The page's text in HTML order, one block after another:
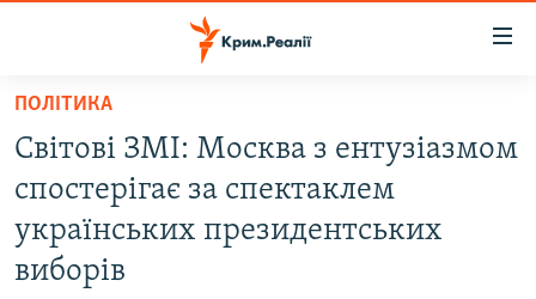
Перейти
основного
матеріалу
Перейти
до
основної
ВІДЕО ТА ФОТО
ПОЛІТИКА
ПОЛІТИКА
Світові ЗМІ: Москва з ентузіазмом
спостерігає за спектаклем
українських президентських
виборів